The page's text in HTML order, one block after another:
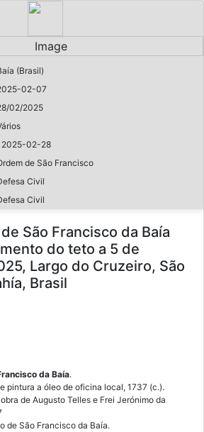
(Brasil)
02-07
02/2025
2025-02-28
de São Francisco
Civil
Civil
São Francisco da Baía
do teto a 5 de
Largo do Cruzeiro, São
Brasil
da Baía.
pintura a óleo de oficina local, 1737 (c.).
de Augusto Telles e Frei Jerónimo da
de São Francisco da Baía.